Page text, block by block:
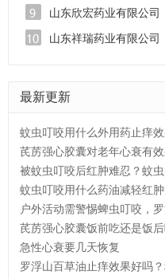
山东欣宏药业有限公司
山东祥瑞药业有限公司
最新更新
蚊虫叮咬用什么外用药止痒
芪苈强心胶囊对老年心衰有
被蚊虫叮咬后红肿难忍？蚊
蚊虫叮咬用什么药油减轻红
户外活动需警惕蜱虫叮咬，
芪苈强心胶囊饭前吃还是饭
急性心衰要几天恢复
罗浮山百草油止痒效果好吗